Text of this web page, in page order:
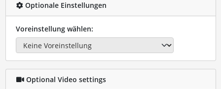
Optionale Einstellungen
Voreinstellung wählen:
Optional Video settings